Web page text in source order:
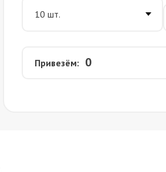
Привезём: 0